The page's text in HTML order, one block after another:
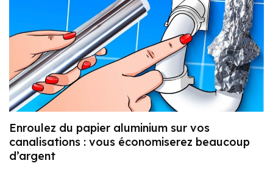
Enroulez du papier aluminium sur vos
canalisations : vous économiserez beaucoup
d’argent